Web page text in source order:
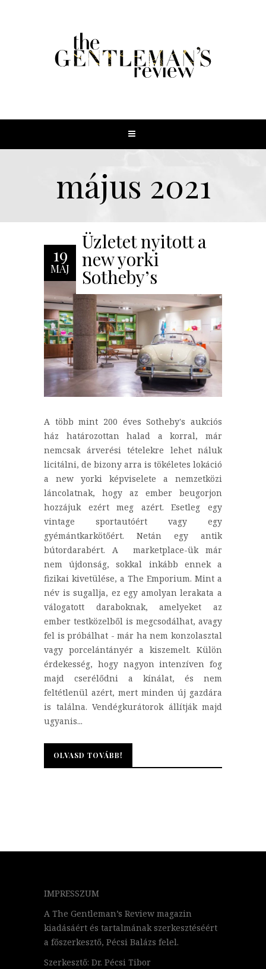
május 2021
19
MÁJ
Üzletet nyitott a
new yorki
Sotheby’s
A több mint 200 éves Sotheby's aukciós
ház határozottan halad a korral, már
nemcsak árverési tételekre lehet náluk
licitálni, de bizony arra is tökéletes lokáció
a new yorki képviselete a nemzetközi
láncolatnak, hogy az ember beugorjon
hozzájuk ezért meg azért. Esetleg egy
vintage sportautóért vagy egy
gyémántkarkötőért. Netán egy antik
bútordarabért. A marketplace-ük már
nem újdonság, sokkal inkább ennek a
fizikai kivetülése, a The Emporium. Mint a
név is sugallja, ez egy amolyan lerakata a
válogatott daraboknak, amelyeket az
ember testközelből is megcsodálhat, avagy
fel is próbálhat - már ha nem konzolasztal
vagy porcelántányér a kiszemelt. Külön
érdekesség, hogy nagyon intenzíven fog
majd cserélődni a kínálat, és nem
feltétlenül azért, mert minden új gazdára
is találna. Vendégkurátorok állítják majd
ugyanis...
OLVASD TOVÁBB!
OLVASD TOVÁBB!
IMPRESSZUM
A The Gentleman’s Review magazin
kiadásáért és tartalmának szerkesztéséért
a főszerkesztő, Pécsi Balázs felel.
Szerkesztő: Dr. Pécsi Tibor